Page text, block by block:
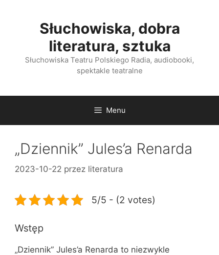
Słuchowiska, dobra
literatura, sztuka
Słuchowiska Teatru Polskiego Radia, audiobooki,
spektakle teatralne
Menu
„Dziennik” Jules’a Renarda
2023-10-22 przez literatura
5/5 - (2 votes)
Wstęp
„Dziennik” Jules’a Renarda to niezwykle